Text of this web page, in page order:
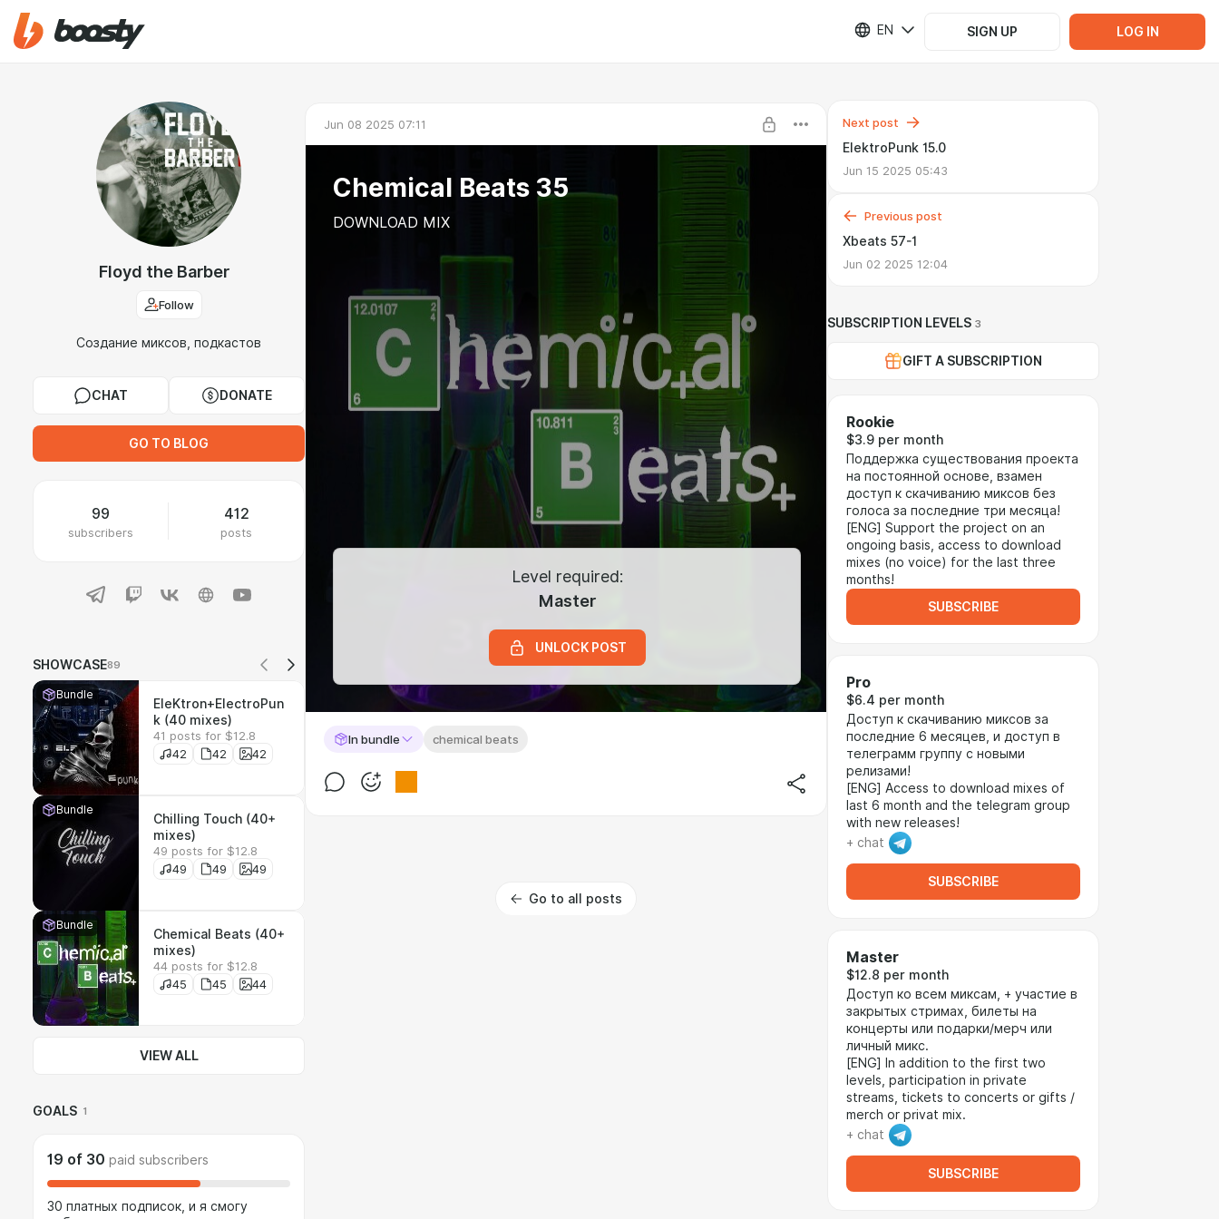
EN SIGN UP LOG IN
Floyd the Barber
Follow
Создание миксов, подкастов
CHAT DONATE
GO TO BLOG
99
subscribers
412
posts
SHOWCASE89
Bundle
EleKtron+ElectroPun
k (40 mixes)
41 posts for $12.8
42
42 42
Bundle
Chilling Touch (40+
mixes)
49 posts for $12.8
49
49 49
Bundle
Chemical Beats (40+
mixes)
44 posts for $12.8
45
45 44
VIEW ALL
GOALS 1
19 of 30 paid subscribers
30 платных подписок, и я смогу
Jun 08 2025 07:11
Chemical Beats 35
DOWNLOAD MIX
Level required:
Master
UNLOCK POST
In bundle chemical beats
Go to all posts
Next post
ElektroPunk 15.0
Jun 15 2025 05:43
Previous post
Xbeats 57-1
Jun 02 2025 12:04
SUBSCRIPTION LEVELS 3
GIFT A SUBSCRIPTION
Rookie
$3.9 per month
Поддержка существования проекта
на постоянной основе, взамен
доступ к скачиванию миксов без
голоса за последние три месяца!
[ENG] Support the project on an
ongoing basis, access to download
mixes (no voice) for the last three
months!
SUBSCRIBE
Pro
$6.4 per month
Доступ к скачиванию миксов за
последние 6 месяцев, и доступ в
телеграмм группу с новыми
релизами!
[ENG] Access to download mixes of
last 6 month and the telegram group
with new releases!
+ chat
SUBSCRIBE
Master
$12.8 per month
Доступ ко всем миксам, + участие в
закрытых стримах, билеты на
концерты или подарки/мерч или
личный микс.
[ENG] In addition to the first two
levels, participation in private
streams, tickets to concerts or gifts /
merch or privat mix.
+ chat
SUBSCRIBE